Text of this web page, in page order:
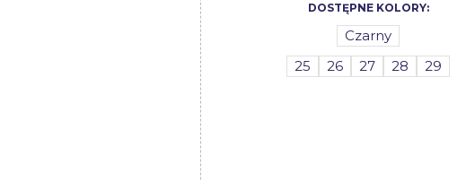
DOSTĘPNE KOLORY:
Czarny
25
26 27 28 29